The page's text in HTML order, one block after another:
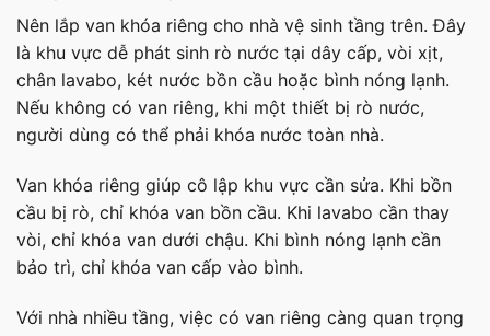
Nên lắp van khóa riêng cho nhà vệ sinh tầng trên. Đây
là khu vực dễ phát sinh rò nước tại dây cấp, vòi xịt,
chân lavabo, két nước bồn cầu hoặc bình nóng lạnh.
Nếu không có van riêng, khi một thiết bị rò nước,
người dùng có thể phải khóa nước toàn nhà.
Van khóa riêng giúp cô lập khu vực cần sửa. Khi bồn
cầu bị rò, chỉ khóa van bồn cầu. Khi lavabo cần thay
vòi, chỉ khóa van dưới chậu. Khi bình nóng lạnh cần
bảo trì, chỉ khóa van cấp vào bình.
Với nhà nhiều tầng, việc có van riêng càng quan trọng